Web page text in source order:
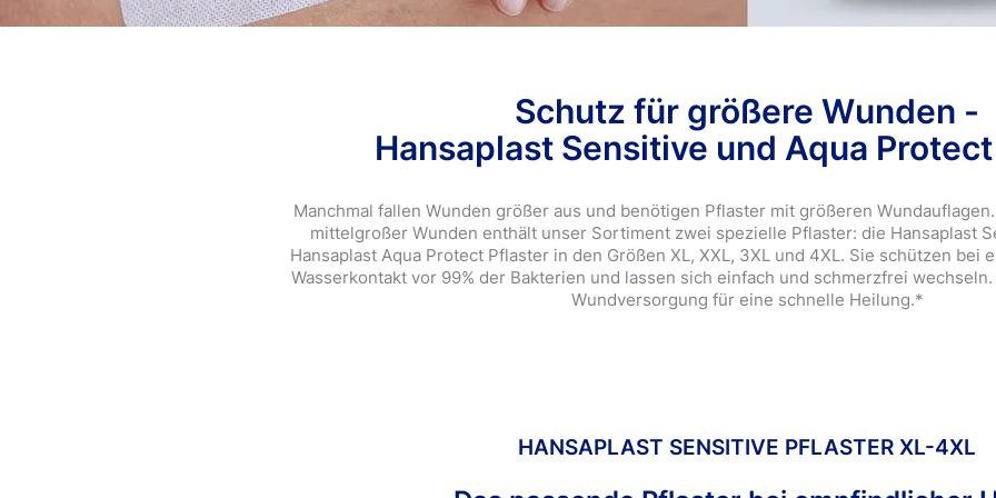
4.212 Bewertungen
Beliebte
Schutz für größere Wunden -
Hansaplast Sensitive und Aqua
Manchmal fallen Wunden größer aus und benötigen Pflaster mit größeren
mittelgroßer Wunden enthält unser Sortiment zwei spezielle Pflaster: die Hansaplast
Hansaplast Aqua Protect Pflaster in den Größen XL, XXL, 3XL und 4XL. Sie schützen bei
Wasserkontakt vor 99% der Bakterien und lassen sich einfach und schmerzfrei
Wundversorgung für eine schnelle Heilung.*
HANSAPLAST SENSITIVE PFLASTER XL-4XL